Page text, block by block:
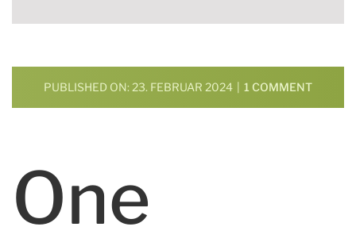
PUBLISHED ON: 23. FEBRUAR 2024 1 COMMENTON
One